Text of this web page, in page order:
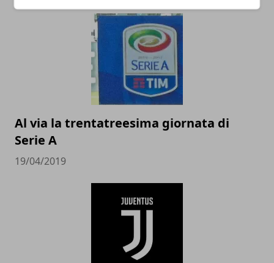
Al via la trentatreesima giornata di
Serie A
19/04/2019